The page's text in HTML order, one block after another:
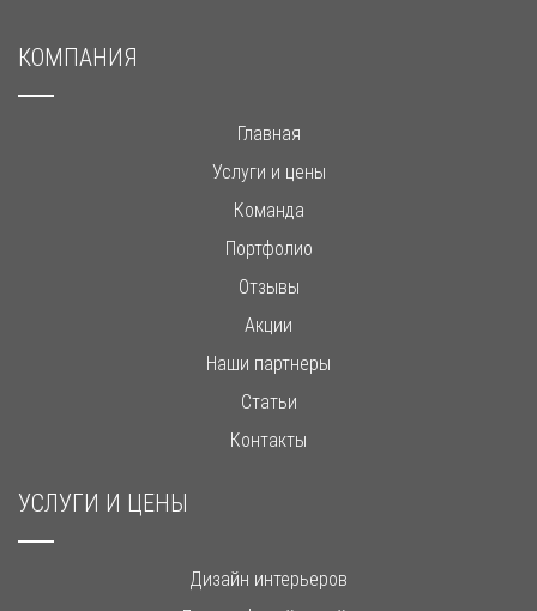
КОМПАНИЯ
Главная
Услуги и цены
Команда
Портфолио
Отзывы
Акции
Наши партнеры
Статьи
Контакты
УСЛУГИ И ЦЕНЫ
Дизайн интерьеров